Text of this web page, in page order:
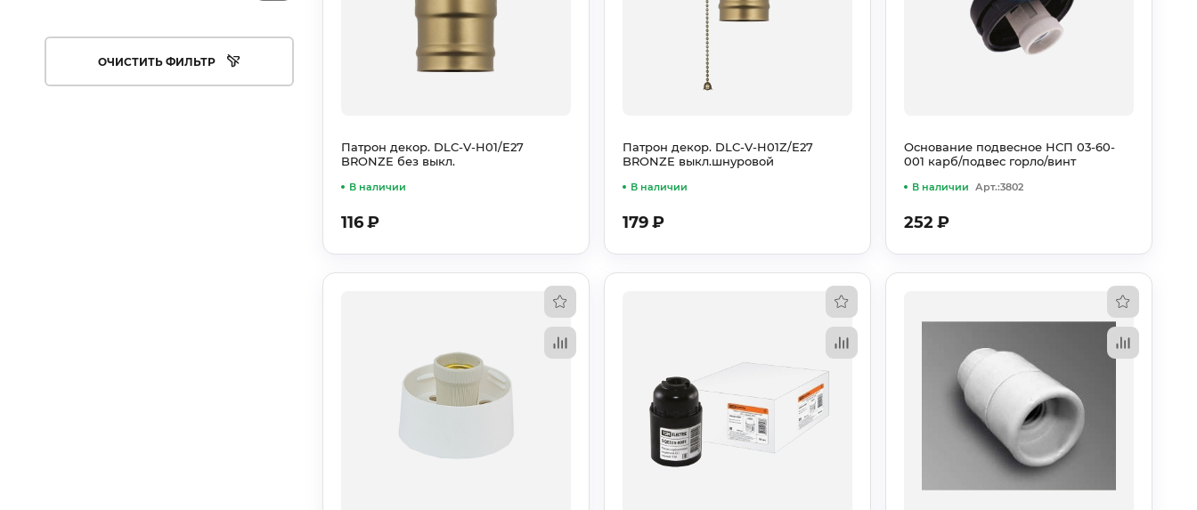
ОЧИСТИТЬ ФИЛЬТР
В наличии
Патрон декор. DLC-V-H01/E27
BRONZE без выкл.
116₽
В наличии
Патрон декор. DLC-V-H01Z/E27
BRONZE выкл.шнуровой
179₽
Арт.:3802
В наличии
Основание подвесное НСП 03-60-
001 карб/подвес горло/винт
252₽